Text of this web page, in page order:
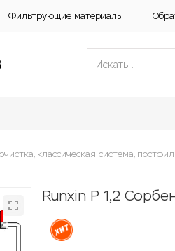
Фильтрующие материалы
классическая система,
Runxin P 1,2